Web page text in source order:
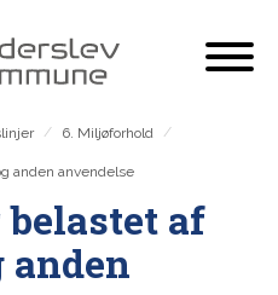
/ 6. Miljøforhold
/
anden anvendelse
belastet af
anden